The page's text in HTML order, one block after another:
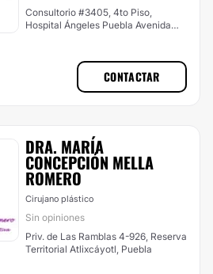
Consultorio #3405, 4to Piso,
Hospital Ángeles Puebla Avenida
CONTACTAR
DRA. MARÍA
CONCEPCIÓN MELLA
ROMERO
Cirujano plástico
Sin opiniones
Priv. de Las Ramblas 4-926, Reserva
Territorial Atlixcáyotl, Puebla